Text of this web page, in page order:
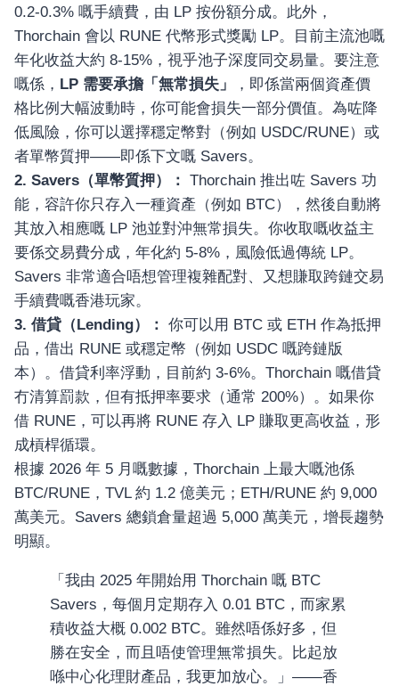
0.2-0.3% 嘅手續費，由 LP 按份額分成。此外，
Thorchain 會以 RUNE 代幣形式獎勵 LP。目前主流池嘅
年化收益大約 8-15%，視乎池子深度同交易量。要注意
嘅係， LP 需要承擔「無常損失」
，即係當兩個資產價
格比例大幅波動時，你可能會損失一部分價值。為咗降
低風險，你可以選擇穩定幣對（例如 USDC/RUNE）或
者單幣質押——即係下文嘅 Savers。
2. Savers（單幣質押）： Thorchain 推出咗 Savers 功
能，容許你只存入一種資產（例如 BTC），然後自動將
其放入相應嘅 LP 池並對沖無常損失。你收取嘅收益主
要係交易費分成，年化約 5-8%，風險低過傳統 LP。
Savers 非常適合唔想管理複雜配對、又想賺取跨鏈交易
手續費嘅香港玩家。
3. 借貸（Lending）： 你可以用 BTC 或 ETH 作為抵押
品，借出 RUNE 或穩定幣（例如 USDC 嘅跨鏈版
本）。借貸利率浮動，目前約 3-6%。Thorchain 嘅借貸
冇清算罰款，但有抵押率要求（通常 200%）。如果你
借 RUNE，可以再將 RUNE 存入 LP 賺取更高收益，形
成槓桿循環。
根據 2026 年 5 月嘅數據，Thorchain 上最大嘅池係
BTC/RUNE，TVL 約 1.2 億美元；ETH/RUNE 約 9,000
萬美元。Savers 總鎖倉量超過 5,000 萬美元，增長趨勢
明顯。
「我由 2025 年開始用 Thorchain 嘅 BTC
Savers，每個月定期存入 0.01 BTC，而家累
積收益大概 0.002 BTC。雖然唔係好多，但
勝在安全，而且唔使管理無常損失。比起放
喺中心化理財產品，我更加放心。」——香